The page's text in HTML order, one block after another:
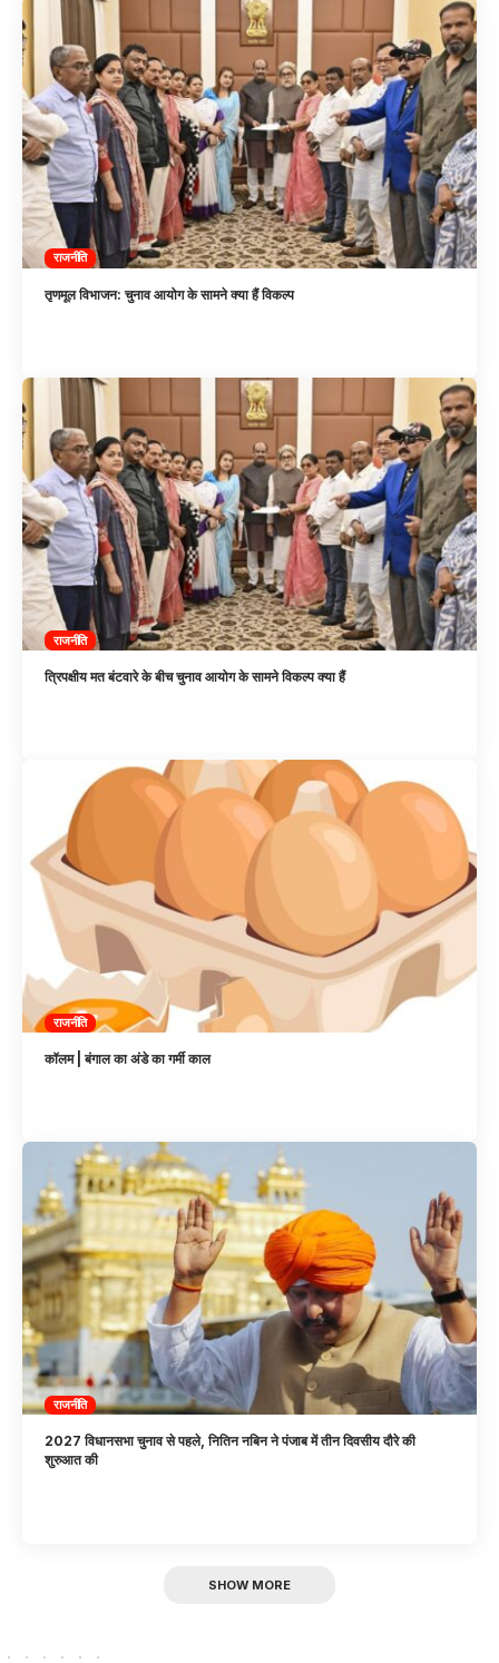
राजनीति
तृणमूल विभाजन: चुनाव आयोग के सामने क्या हैं विकल्प
राजनीति
त्रिपक्षीय मत बंटवारे के बीच चुनाव आयोग के सामने विकल्प क्या हैं
राजनीति
कॉलम | बंगाल का अंडे का गर्मी काल
राजनीति
2027 विधानसभा चुनाव से पहले, नितिन नबिन ने पंजाब में तीन दिवसीय दौरे की
शुरुआत की
SHOW MORE